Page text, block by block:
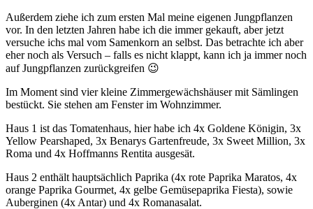
Außerdem ziehe ich zum ersten Mal meine eigenen Jungpflanzen
vor. In den letzten Jahren habe ich die immer gekauft, aber jetzt
versuche ichs mal vom Samenkorn an selbst. Das betrachte ich aber
eher noch als Versuch – falls es nicht klappt, kann ich ja immer noch
auf Jungpflanzen zurückgreifen 😉
Im Moment sind vier kleine Zimmergewächshäuser mit Sämlingen
bestückt. Sie stehen am Fenster im Wohnzimmer.
Haus 1 ist das Tomatenhaus, hier habe ich 4x Goldene Königin, 3x
Yellow Pearshaped, 3x Benarys Gartenfreude, 3x Sweet Million, 3x
Roma und 4x Hoffmanns Rentita ausgesät.
Haus 2 enthält hauptsächlich Paprika (4x rote Paprika Maratos, 4x
orange Paprika Gourmet, 4x gelbe Gemüsepaprika Fiesta), sowie
Auberginen (4x Antar) und 4x Romanasalat.